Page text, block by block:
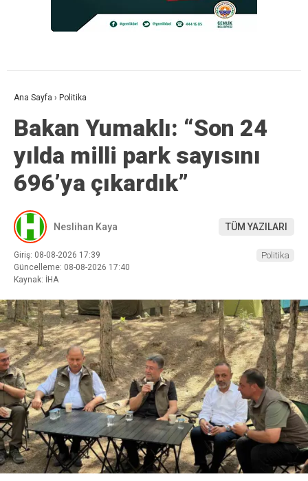
Ana Sayfa › Politika
Bakan Yumaklı: “Son 24
yılda milli park sayısını
696’ya çıkardık”
Neslihan Kaya TÜM YAZILARI
Giriş: 08-08-2026 17:39
Güncelleme: 08-08-2026 17:40
Kaynak: İHA
Politika